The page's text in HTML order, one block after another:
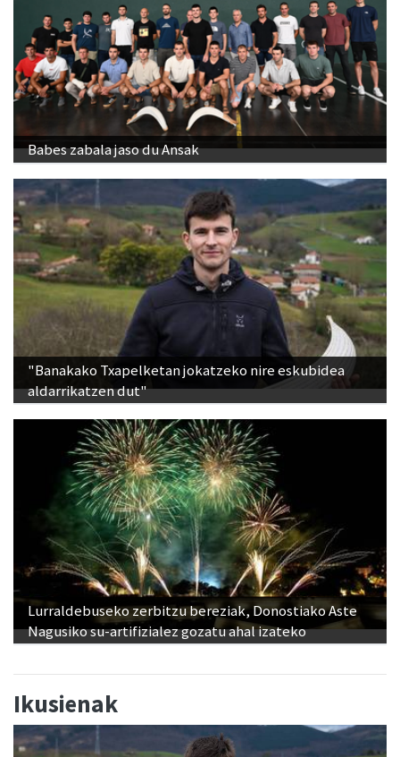
Babes zabala jaso du Ansak
"Banakako Txapelketan jokatzeko nire eskubidea
aldarrikatzen dut"
Lurraldebuseko zerbitzu bereziak, Donostiako Aste
Nagusiko su-artifizialez gozatu ahal izateko
Ikusienak